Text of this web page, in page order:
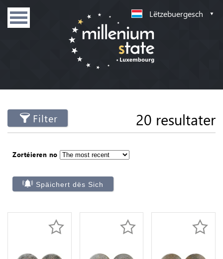
Lëtzebuergesch
Filter 20 resultater
Zortéieren no
Späichert dës Sich